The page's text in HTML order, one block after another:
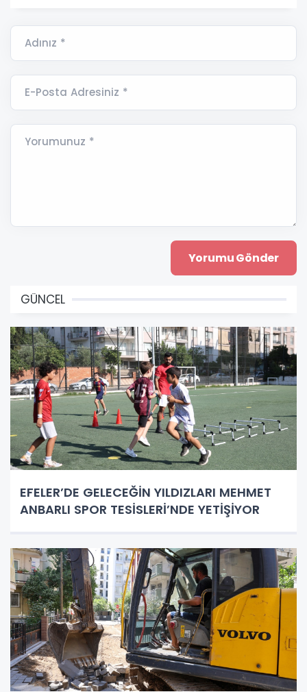
Adınız *
E-Posta Adresiniz *
Yorumunuz *
GÜNCEL
EFELER’DE GELECEĞİN YILDIZLARI MEHMET
ANBARLI SPOR TESİSLERİ’NDE YETİŞİYOR